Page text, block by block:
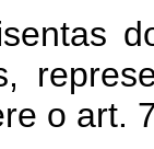
o art.